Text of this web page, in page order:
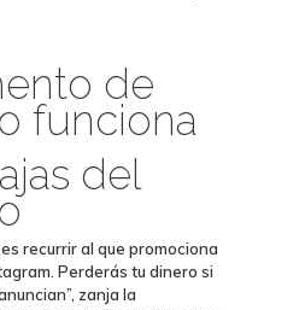
del
recurrir al que promociona
.Perderás tu dinero si
zanja la